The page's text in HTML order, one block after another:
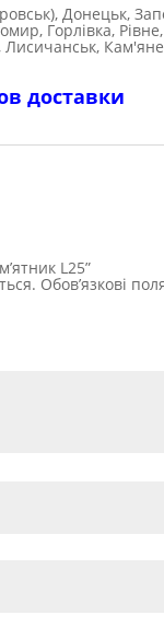
Донецьк,
Горлівка,
Лисичанськ,
доставки
L25”
Обов’язкові